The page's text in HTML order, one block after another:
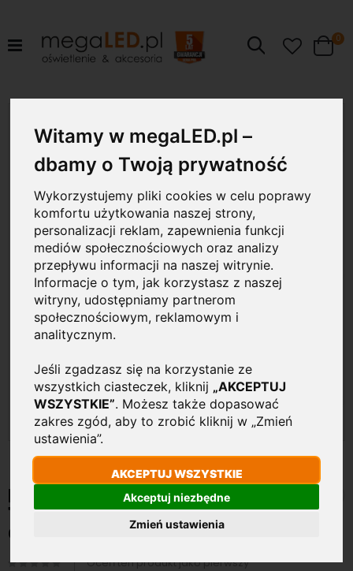
Witamy w megaLED.pl –
dbamy o Twoją prywatność
Wykorzystujemy pliki cookies w celu poprawy
komfortu użytkowania naszej strony,
personalizacji reklam, zapewnienia funkcji
mediów społecznościowych oraz analizy
przepływu informacji na naszej witrynie.
Informacje o tym, jak korzystasz z naszej
witryny, udostępniamy partnerom
społecznościowym, reklamowym i
analitycznym.
Jeśli zgadzasz się na korzystanie ze
wszystkich ciasteczek, kliknij „AKCEPTUJ
WSZYSTKIE”. Możesz także dopasować
zakres zgód, aby to zrobić kliknij w „Zmień
ustawienia”.
AKCEPTUJ WSZYSTKIE
Akceptuj niezbędne
Zmień ustawienia
Szukaj Cart
0
koniec
na
początek
Lampa - Latarnia Parkowa LED
120W 14400lm 3000K-6000K
CCT
Oceń ten produkt jako pierwszy